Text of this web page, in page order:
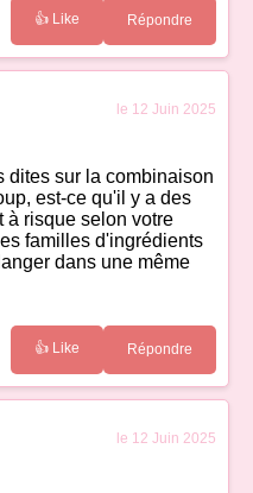
👍 Like Répondre
le 12 Juin 2025
dites sur la combinaison
est-ce qu'il y a des
à risque selon votre
familles d'ingrédients
dans une même
👍 Like Répondre
le 12 Juin 2025